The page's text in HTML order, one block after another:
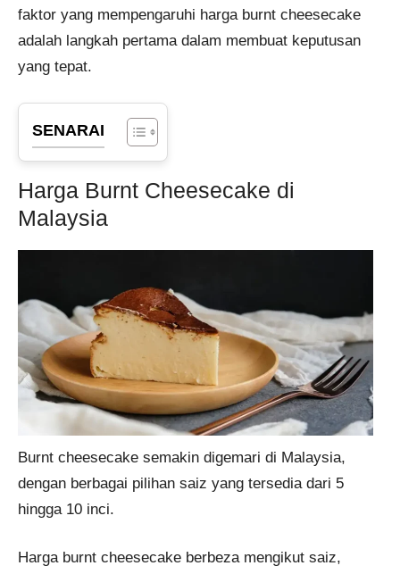
faktor yang mempengaruhi harga burnt cheesecake
adalah langkah pertama dalam membuat keputusan
yang tepat.
SENARAI
Harga Burnt Cheesecake di
Malaysia
Burnt cheesecake semakin digemari di Malaysia,
dengan berbagai pilihan saiz yang tersedia dari 5
hingga 10 inci.
Harga burnt cheesecake berbeza mengikut saiz,